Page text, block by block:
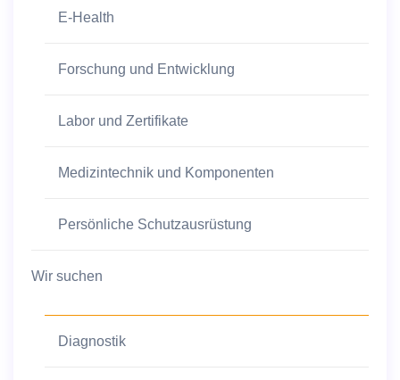
E-Health
Forschung und Entwicklung
Labor und Zertifikate
Medizintechnik und Komponenten
Persönliche Schutzausrüstung
Wir suchen
Diagnostik